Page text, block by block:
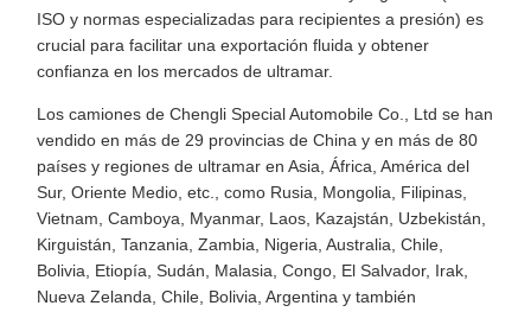
ISO y normas especializadas para recipientes a presión) es
crucial para facilitar una exportación fluida y obtener
confianza en los mercados de ultramar.
Los camiones de Chengli Special Automobile Co., Ltd se han
vendido en más de 29 provincias de China y en más de 80
países y regiones de ultramar en Asia, África, América del
Sur, Oriente Medio, etc., como Rusia, Mongolia, Filipinas,
Vietnam, Camboya, Myanmar, Laos, Kazajstán, Uzbekistán,
Kirguistán, Tanzania, Zambia, Nigeria, Australia, Chile,
Bolivia, Etiopía, Sudán, Malasia, Congo, El Salvador, Irak,
Nueva Zelanda, Chile, Bolivia, Argentina y también